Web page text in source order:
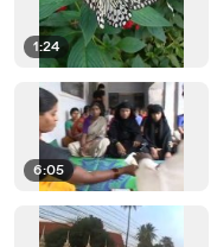
1:24
6:05